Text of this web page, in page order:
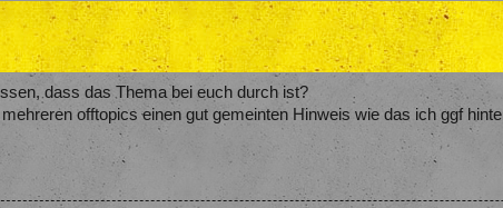
dass das Thema bei euch durch ist?
offtopics einen gut gemeinten Hinweis wie das ich ggf